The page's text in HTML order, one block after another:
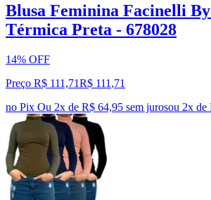
Blusa Feminina Facinelli
Térmica Preta - 678028
14% OFF
Preço R$ 111,71R$ 111 ,71
no Pix Ou 2x de R$ 64,95 sem jurosou 2x de